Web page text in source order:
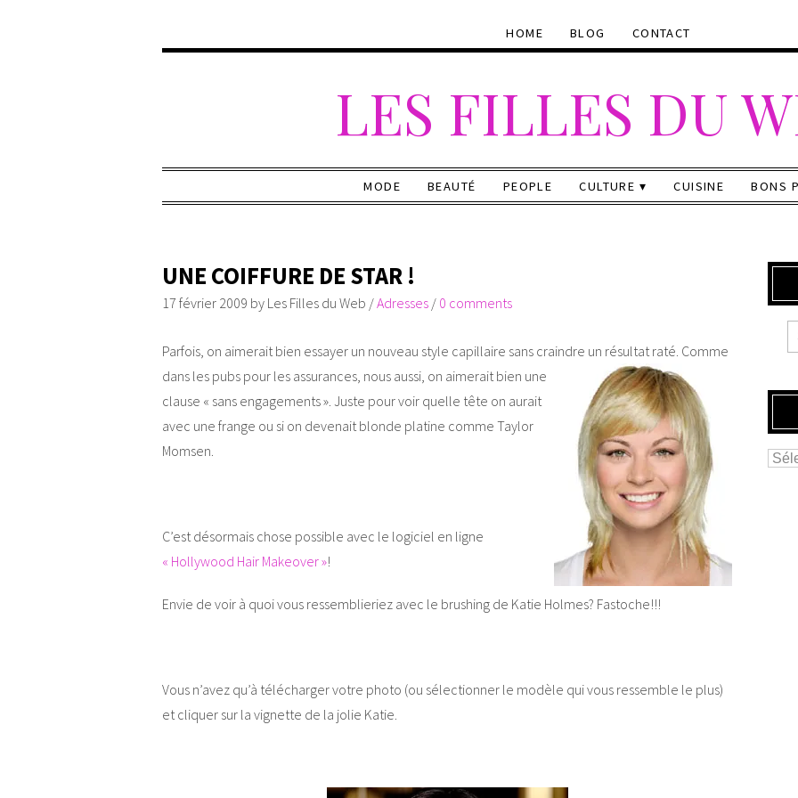
HOME BLOG CONTACT
LES FILLES DU
MODE BEAUTÉ PEOPLE CULTURE CUISINE BONS
UNE COIFFURE DE STAR !
17 février 2009 by Les Filles du Web /Adresses / 0 comments
Parfois, on aimerait bien essayer un nouveau style capillaire sans craindre un résultat raté. Comme
dans les pubs pour les assurances, nous aussi, on aimerait bien une
clause « sans engagements ». Juste pour voir quelle tête on aurait
avec une frange ou si on devenait blonde platine comme Taylor
Momsen.
C’est désormais chose possible avec le logiciel en ligne
« Hollywood Hair Makeover »!
Envie de voir à quoi vous ressemblieriez avec le brushing de Katie Holmes? Fastoche!!!
Vous n’avez qu’à télécharger votre photo (ou sélectionner le modèle qui vous ressemble le plus)
et cliquer sur la vignette de la jolie Katie.